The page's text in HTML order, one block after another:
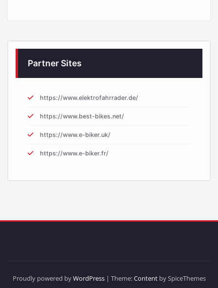
Partner Sites
https://www.elektrofahrrader.de/
https://www.best-bikes.net/
https://www.e-biker.uk/
https://www.e-biker.fr/
Proudly powered byWordPress| Theme:Contentby SpiceThemes